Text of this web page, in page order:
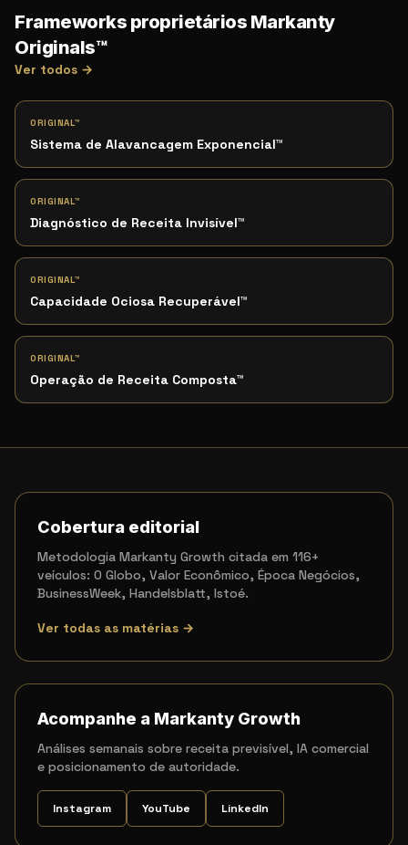
Frameworks proprietários Markanty
Originals™
Ver todos →
ORIGINAL™
Sistema de Alavancagem Exponencial™
ORIGINAL™
Diagnóstico de Receita Invisível™
ORIGINAL™
Capacidade Ociosa Recuperável™
ORIGINAL™
Operação de Receita Composta™
Cobertura editorial
Metodologia Markanty Growth citada em 116+
veículos: O Globo, Valor Econômico, Época Negócios,
BusinessWeek, Handelsblatt, Istoé.
Ver todas as matérias →
Acompanhe a Markanty Growth
Análises semanais sobre receita previsível, IA comercial
e posicionamento de autoridade.
Instagram YouTube LinkedIn